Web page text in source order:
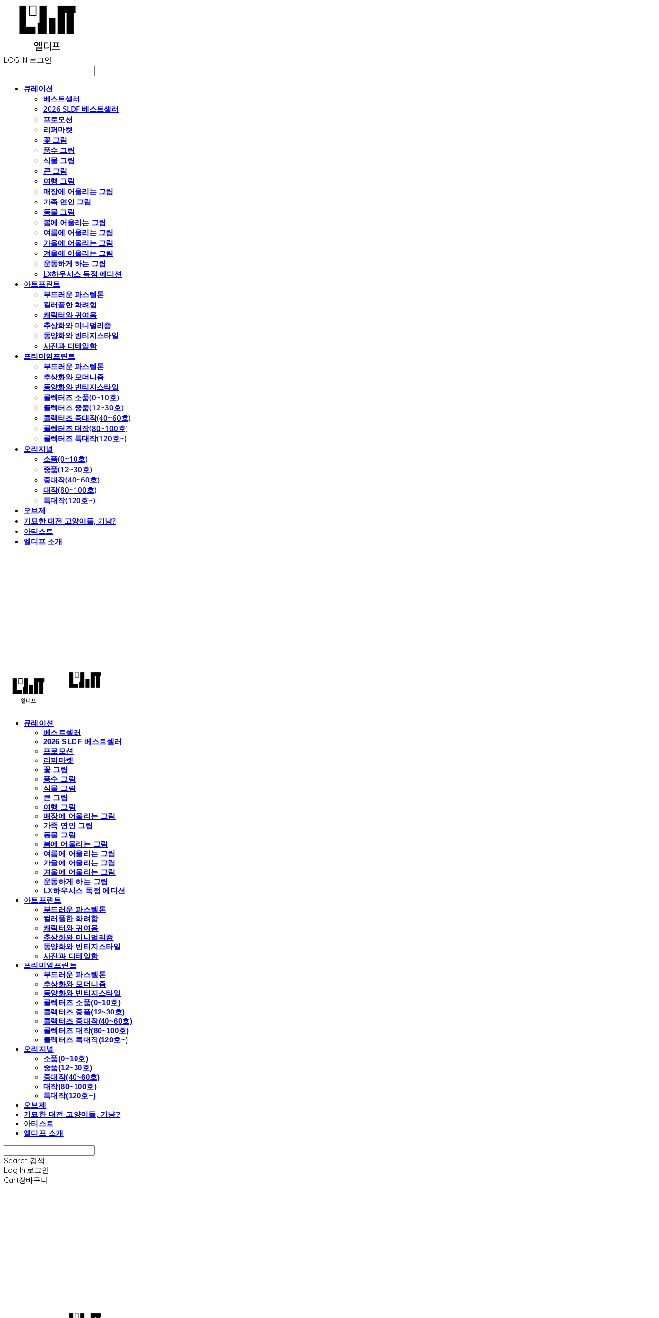
LOG IN 로그인
큐레이션
베스트셀러
2026 SLDF 베스트셀러
프로모션
리퍼마켓
꽃 그림
풍수 그림
식물 그림
큰 그림
여행 그림
매장에 어울리는 그림
가족 연인 그림
동물 그림
봄에 어울리는 그림
여름에 어울리는 그림
가을에 어울리는 그림
겨울에 어울리는 그림
운동하게 하는 그림
LX하우시스 독점 에디션
아트프린트
부드러운 파스텔톤
컬러풀한 화려함
캐릭터와 귀여움
추상화와 미니멀리즘
동양화와 빈티지스타일
사진과 디테일함
프리미엄프린트
부드러운 파스텔톤
추상화와 모더니즘
동양화와 빈티지스타일
콜렉터즈 소품(0~10호)
콜렉터즈 중품(12~30호)
콜렉터즈 중대작(40~60호)
콜렉터즈 대작(80~100호)
콜렉터즈 특대작(120호~)
오리지널
소품(0~10호)
중품(12~30호)
중대작(40~60호)
대작(80~100호)
특대작(120호~)
오브제
기묘한 대전 고양이들, 기냥?
아티스트
엘디프 소개
큐레이션
베스트셀러
2026 SLDF 베스트셀러
프로모션
리퍼마켓
꽃 그림
풍수 그림
식물 그림
큰 그림
여행 그림
매장에 어울리는 그림
가족 연인 그림
동물 그림
봄에 어울리는 그림
여름에 어울리는 그림
가을에 어울리는 그림
겨울에 어울리는 그림
운동하게 하는 그림
LX하우시스 독점 에디션
아트프린트
부드러운 파스텔톤
컬러풀한 화려함
캐릭터와 귀여움
추상화와 미니멀리즘
동양화와 빈티지스타일
사진과 디테일함
프리미엄프린트
부드러운 파스텔톤
추상화와 모더니즘
동양화와 빈티지스타일
콜렉터즈 소품(0~10호)
콜렉터즈 중품(12~30호)
콜렉터즈 중대작(40~60호)
콜렉터즈 대작(80~100호)
콜렉터즈 특대작(120호~)
오리지널
소품(0~10호)
중품(12~30호)
중대작(40~60호)
대작(80~100호)
특대작(120호~)
오브제
기묘한 대전 고양이들, 기냥?
아티스트
엘디프 소개
Search 검색
Log In 로그인
Cart장바구니